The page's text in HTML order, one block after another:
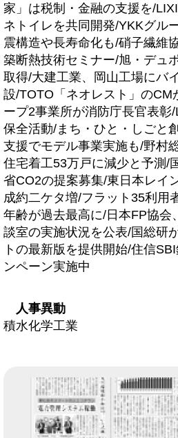
家」は税制・金融の支援を/
ネトイレを共同開発/YKKグル
震構造や長寿命化も/硝子繊維
築断熱技術セミナー/旭・デュ
取得/大建工業、岡山工場にバ
設/TOTO「ネオレスト」のCM
ープ2事業所が消防庁長官表彰
保全活動/まち・ひと・しごと
支援でモデル事業実施も/野村
住宅着工53万戸に減少と予測/
省CO2の提案募集/東日本レイ
成約二ケタ増/フラット35利用
年齢が過去最高に/日本FP協会
談室の実施状況を公表/国総研
トの最新版を提供開始/住信
ンペーン実施中
人事異動
積水化学工業